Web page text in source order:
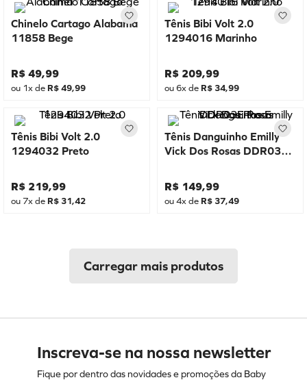
Chinelo Cartago Alabama
11858 Bege
R$ 49,99
ou 1x de R$49,99
Tênis Bibi Volt 2.0
1294016 Marinho
R$ 209,99
ou6x de R$ 34,99
Tênis Bibi Volt 2.0
1294032 Preto
R$ 219,99
ou 7x de R$ 31,42
Tênis Danguinho Emilly
Vick Dos Rosas DDR03E
R$ 149,99
ou4x de R$ 37,49
Inscreva-se na nossa newsletter
Fique por dentro das novidades e promoções da Baby